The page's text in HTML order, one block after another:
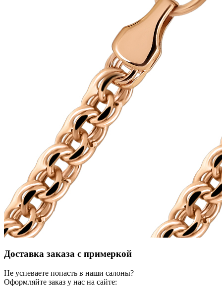
Доставка заказа с примеркой
Не успеваете попасть в наши салоны?
Оформляйте заказ у нас на сайте: